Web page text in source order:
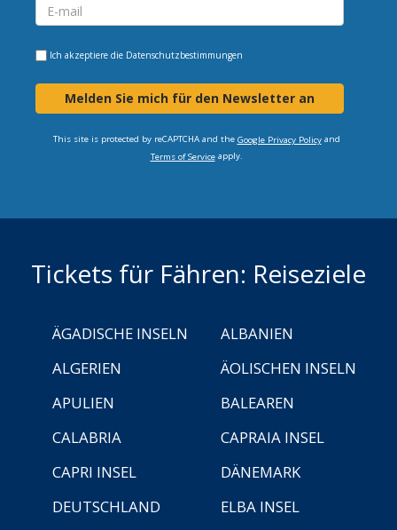
Ich akzeptiere die Datenschutzbestimmungen
Melden Sie mich für den Newsletter an
This site is protected by reCAPTCHA and the Google Privacy Policyand
Terms of Serviceapply.
Tickets für Fähren: Reiseziele
ÄGADISCHE INSELN
ALBANIEN
ALGERIEN
ÄOLISCHEN INSELN
APULIEN
BALEAREN
CALABRIA
CAPRAIA INSEL
CAPRI INSEL
DÄNEMARK
DEUTSCHLAND
ELBA INSEL